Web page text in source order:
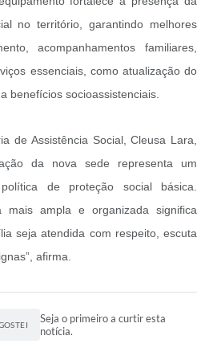
no território, garantindo melhores
acompanhamentos familiares,
essenciais, como atualização do
benefícios socioassistenciais.
de Assistência Social, Cleusa Lara,
da nova sede representa um
de proteção social básica.
mais ampla e organizada significa
seja atendida com respeito, escuta
afirma.
Seja o primeiro a curtir esta
notícia.